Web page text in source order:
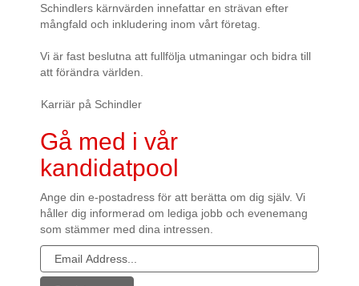
Schindlers kärnvärden innefattar en strävan efter
mångfald och inkludering inom vårt företag.
Vi är fast beslutna att fullfölja utmaningar och bidra till
att förändra världen.
Karriär på Schindler
Gå med i vår
kandidatpool
Ange din e-postadress för att berätta om dig själv. Vi
håller dig informerad om lediga jobb och evenemang
som stämmer med dina intressen.